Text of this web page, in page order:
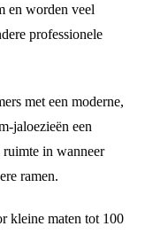
en worden veel
professionele
met een moderne,
jaloezieën een
ruimte in wanneer
ramen.
kleine maten tot 100